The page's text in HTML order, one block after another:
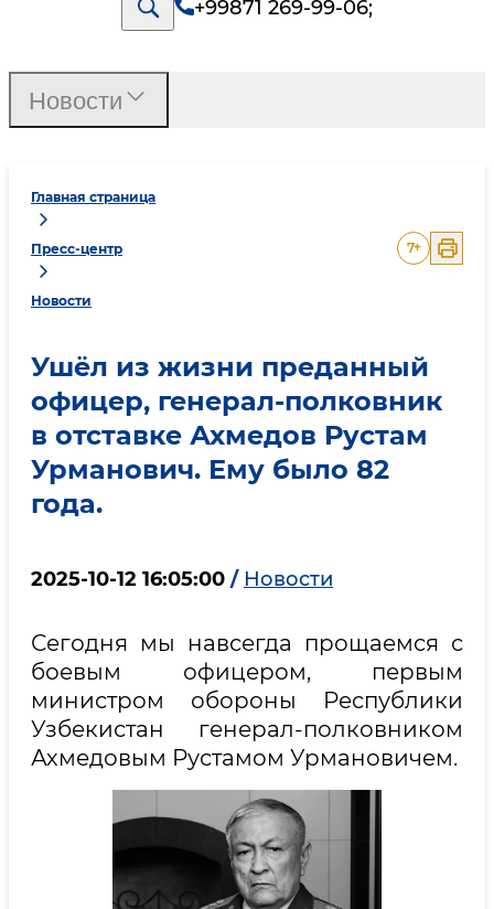
+99871 269-99-06;
Главная страница
Пресс-центр
Новости
7+
Ушёл из жизни преданный
офицер, генерал-полковник
в отставке Ахмедов Рустам
Урманович. Ему было 82
года.
2025-10-12 16:05:00 / Новости
Сегодня мы навсегда прощаемся с
боевым офицером, первым
министром обороны Республики
Узбекистан генерал-полковником
Ахмедовым Рустамом Урмановичем.
Новости